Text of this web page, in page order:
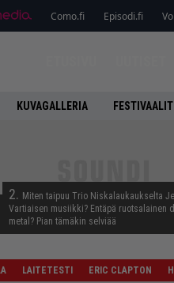
Como.fi Episodi.fi
KUVAGALLERIA FESTIVAALIT
2. Miten taipuu Trio Niskalaukaukselta
Vartiaisen musiikki? Entäpä ruotsalainen
metal? Pian tämäkin selviää
LAITETESTI ERIC CLAPTON